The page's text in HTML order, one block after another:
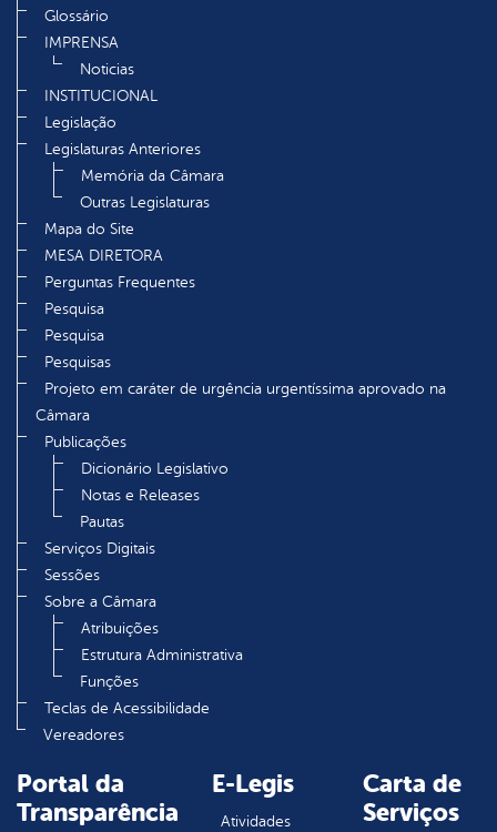
Glossário
IMPRENSA
Noticias
INSTITUCIONAL
Legislação
Legislaturas Anteriores
Memória da Câmara
Outras Legislaturas
Mapa do Site
MESA DIRETORA
Perguntas Frequentes
Pesquisa
Pesquisa
Pesquisas
Projeto em caráter de urgência urgentíssima aprovado na
Câmara
Publicações
Dicionário Legislativo
Notas e Releases
Pautas
Serviços Digitais
Sessões
Sobre a Câmara
Atribuições
Estrutura Administrativa
Funções
Teclas de Acessibilidade
Vereadores
Portal da
Transparência
E-Legis
Atividades
Carta de
Serviços